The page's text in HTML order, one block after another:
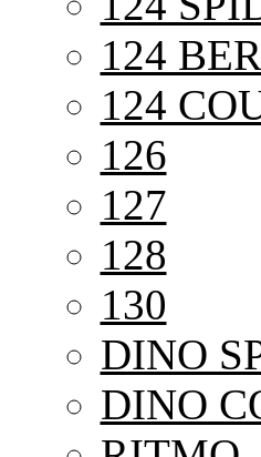
124
124
126
127
128
130
DINO
DINO